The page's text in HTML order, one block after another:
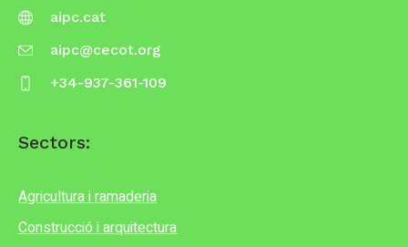
aipc.cat
aipc@cecot.org
+34-937-361-109
Sectors:
Agricultura i ramaderia
Construcció i arquitectura